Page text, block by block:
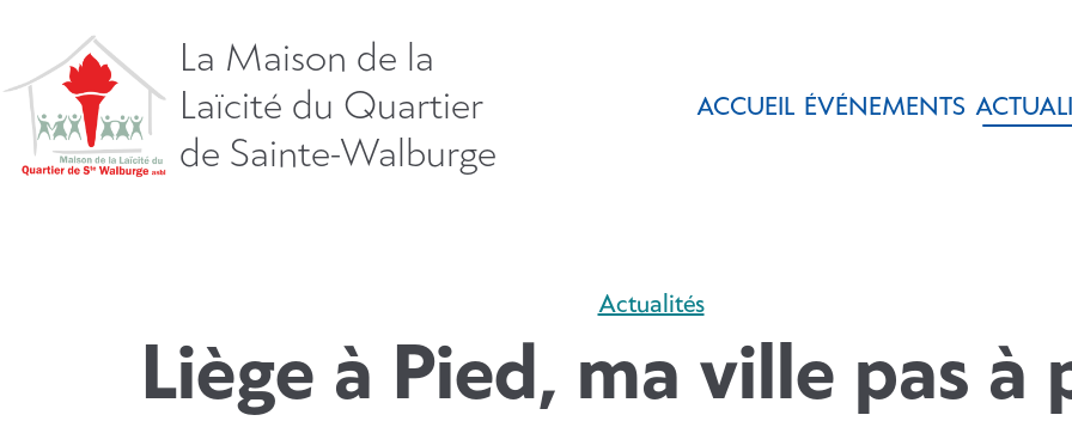
directement
le
contenu
La Maison de la
Laïcité du Quartier
de Sainte-Walburge
ACCUEIL ÉVÉNEMENTS
Actualités
Liège à Pied, ma ville pas à